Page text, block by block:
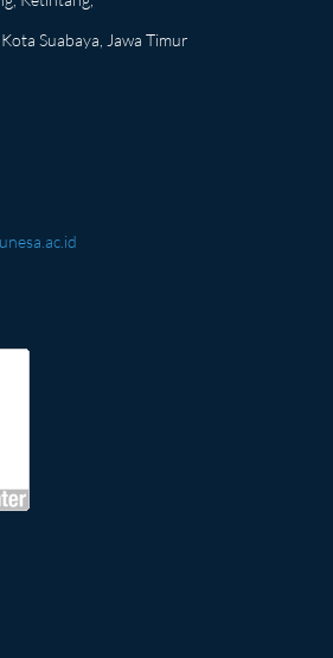
Suabaya, Jawa Timur